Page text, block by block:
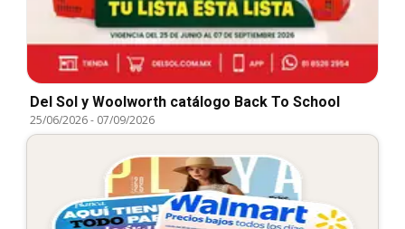
Del Sol y Woolworth catálogo Back To School
25/06/2026- 07/09/2026